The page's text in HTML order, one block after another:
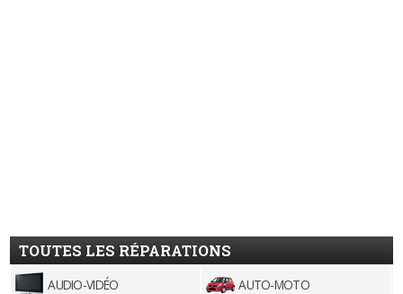
TOUTES LES RÉPARATIONS
AUDIO-VIDÉO AUTO-MOTO